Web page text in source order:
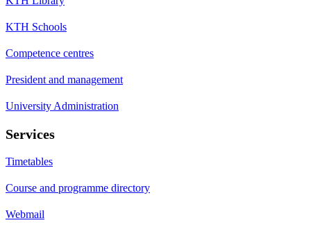
KTH Schools
Competence centres
President and management
University Administration
Services
Timetables
Course and programme directory
Webmail